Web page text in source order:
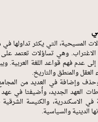
المسيحية، التي يكثر تداولها في
الاغتراب. وهي تساؤلات تعتمد
عدم فهم قواعد اللغة العربية.
العقل والمنطق والتاريخ.
وإضافة في العديد من
العهد الجديد، وأُضيفتا في
الاسكندرية، والكنيسة
الدينية والسياسية.